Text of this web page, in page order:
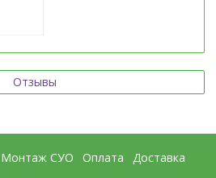
Отзывы
Монтаж СУО Оплата
Доставка